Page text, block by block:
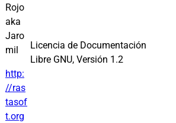
Rojo
aka
Jaro
mil
http:
//ras
tasof
t.org
Licencia de Documentación
Libre GNU, Versión 1.2